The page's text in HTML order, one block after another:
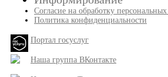
Согласие на обработку
Политика конфиденциальности
Портал госуслуг
Наша группа ВКонтакте